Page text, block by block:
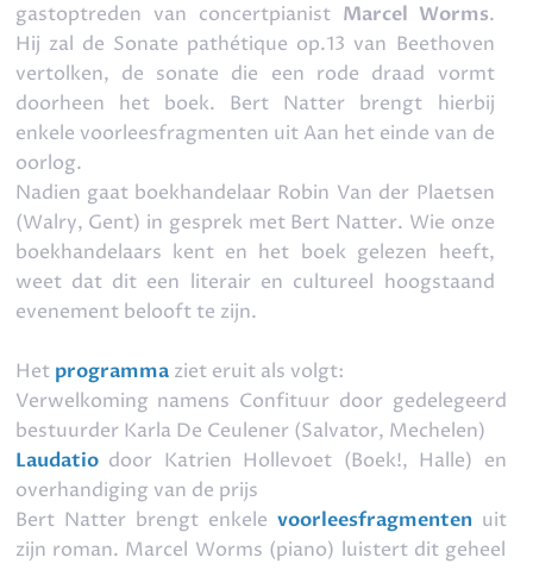
gastoptreden van concertpianist Marcel Worms.
Hij zal de Sonate pathétique op.13 van Beethoven
vertolken, de sonate die een rode draad vormt
doorheen het boek. Bert Natter brengt hierbij
enkele voorleesfragmenten uit Aan het einde van de
oorlog.
Nadien gaat boekhandelaar Robin Van der Plaetsen
(Walry, Gent) in gesprek met Bert Natter. Wie onze
boekhandelaars kent en het boek gelezen heeft,
weet dat dit een literair en cultureel hoogstaand
evenement belooft te zijn.
Het programma ziet eruit als volgt:
Verwelkoming namens Confituur door gedelegeerd
bestuurder Karla De Ceulener (Salvator, Mechelen)
Laudatio door Katrien Hollevoet (Boek!, Halle) en
overhandiging van de prijs
Bert Natter brengt enkelevoorleesfragmenten uit
zijn roman. Marcel Worms (piano) luistert dit geheel